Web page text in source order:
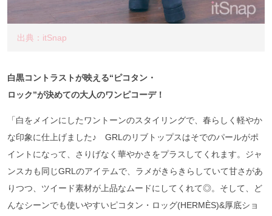
出典：itSnap
白黒コントラストが映える“ピコタン・
ロック”が決めての大人のワンピコーデ！
「白をメインにしたワントーンのスタイリングで、春らしく軽やか
な印象に仕上げました♪ GRLのリブトップスはそでのパールがポ
イントになって、さりげなく華やかさをプラスしてくれます。ジャ
ンスカも同じGRLのアイテムで、ラメがきらきらしていて甘さがあ
りつつ、ツイード素材が上品なムードにしてくれて◎。そして、ど
んなシーンでも使いやすいピコタン・ロッグ(HERMÈS)&厚底ショ